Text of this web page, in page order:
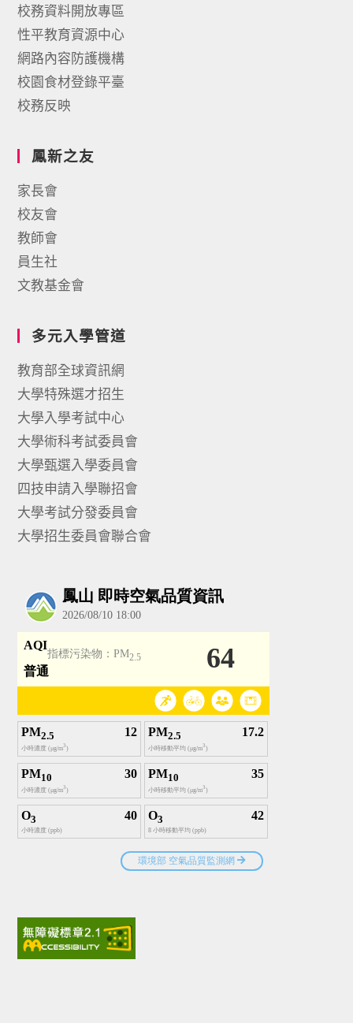
校務資料開放專區
性平教育資源中心
網路內容防護機構
校園食材登錄平臺
校務反映
鳳新之友
家長會
校友會
教師會
員生社
文教基金會
多元入學管道
教育部全球資訊網
大學特殊選才招生
大學入學考試中心
大學術科考試委員會
大學甄選入學委員會
四技申請入學聯招會
大學考試分發委員會
大學招生委員會聯合會